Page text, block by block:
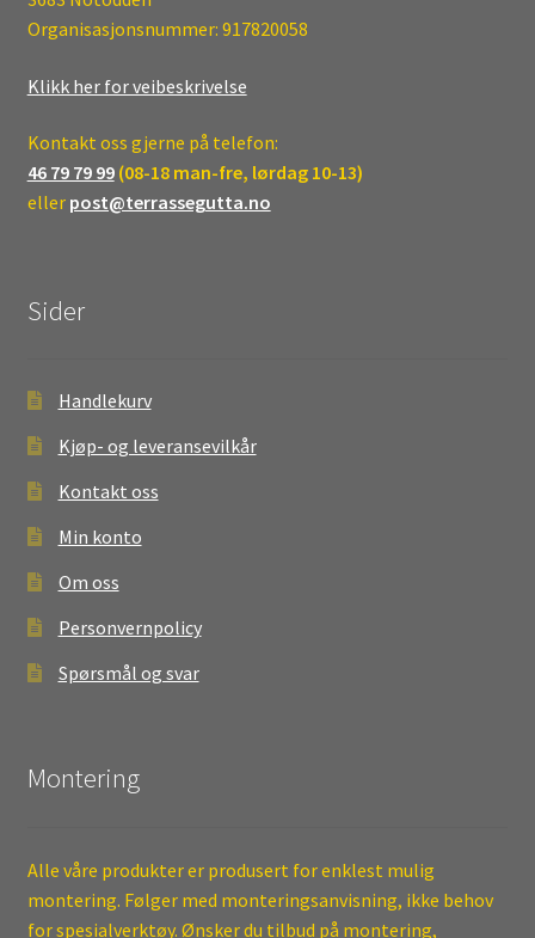
Organisasjonsnummer: 917820058
Klikk her for veibeskrivelse
Kontakt oss gjerne på telefon:
46 79 79 99(08-18 man-fre, lørdag 10-13)
eller post@terrassegutta.no
Sider
Handlekurv
Kjøp- og leveransevilkår
Kontakt oss
Min konto
Om oss
Personvernpolicy
Spørsmål og svar
Montering
Alle våre produkter er produsert for enklest mulig
montering. Følger med monteringsanvisning, ikke behov
for spesialverktøy. Ønsker du tilbud på montering,